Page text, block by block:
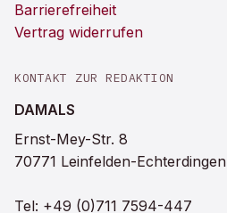
Barrierefreiheit
Vertrag widerrufen
KONTAKT ZUR REDAKTION
DAMALS
Ernst-Mey-Str. 8
70771 Leinfelden-Echterdingen
Tel: +49 (0)711 7594-447